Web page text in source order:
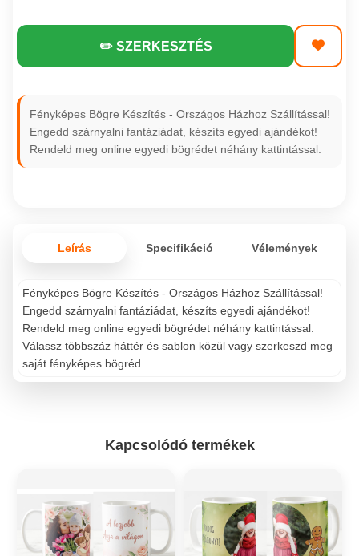
✏️ SZERKESZTÉS
Fényképes Bögre Készítés - Országos Házhoz Szállítással!
Engedd szárnyalni fantáziádat, készíts egyedi ajándékot!
Rendeld meg online egyedi bögrédet néhány kattintással.
Leírás Specifikáció Vélemények
Fényképes Bögre Készítés - Országos Házhoz Szállítással!
Engedd szárnyalni fantáziádat, készíts egyedi ajándékot!
Rendeld meg online egyedi bögrédet néhány kattintással.
Válassz többszáz háttér és sablon közül vagy szerkeszd meg
saját fényképes bögréd.
Kapcsolódó termékek